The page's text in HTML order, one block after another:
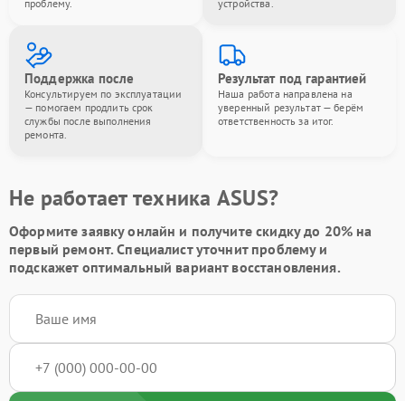
проблему. устройства.
Поддержка после
Консультируем по эксплуатации
— помогаем продлить срок
службы после выполнения
ремонта.
Результат под гарантией
Наша работа направлена на
уверенный результат — берём
ответственность за итог.
Не работает техника ASUS?
Оформите заявку онлайн и получитескидку до 20% на
первый ремонт. Специалист уточнит проблему и
подскажет оптимальный вариант восстановления.